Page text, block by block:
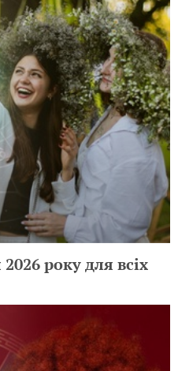
року для всіх